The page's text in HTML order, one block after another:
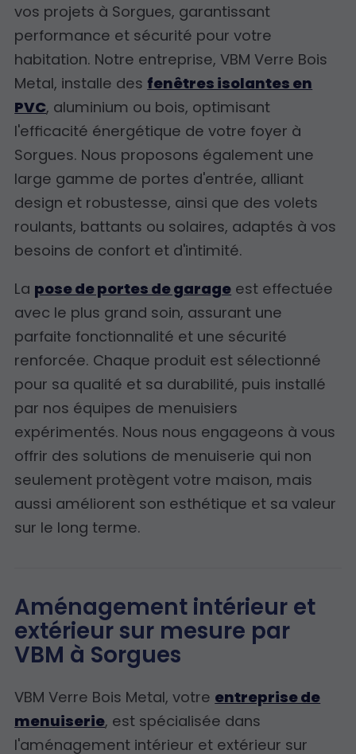
vos projets à Sorgues, garantissant
performance et sécurité pour votre
habitation. Notre entreprise, VBM Verre Bois
Metal, installe des fenêtres isolantes en
PVC, aluminium ou bois, optimisant
l'efficacité énergétique de votre foyer à
Sorgues. Nous proposons également une
large gamme de portes d'entrée, alliant
design et robustesse, ainsi que des volets
roulants, battants ou solaires, adaptés à vos
besoins de confort et d'intimité.
La pose de portes de garage est effectuée
avec le plus grand soin, assurant une
parfaite fonctionnalité et une sécurité
renforcée. Chaque produit est sélectionné
pour sa qualité et sa durabilité, puis installé
par nos équipes de menuisiers
expérimentés. Nous nous engageons à vous
offrir des solutions de menuiserie qui non
seulement protègent votre maison, mais
aussi améliorent son esthétique et sa valeur
sur le long terme.
Aménagement intérieur et
extérieur sur mesure par
VBM à Sorgues
VBM Verre Bois Metal, votre entreprise de
menuiserie, est spécialisée dans
l'aménagement intérieur et extérieur sur